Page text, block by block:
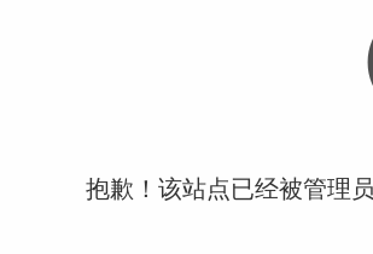
抱歉！该站点已经被管理